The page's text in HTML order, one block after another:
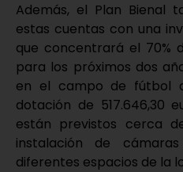
Además, el Plan Bienal
estas cuentas con una
que concentrará el 70%
para los próximos dos
en el campo de fútbol
dotación de 517.646,30
están previstos cerca
instalación de
diferentes espacios de la